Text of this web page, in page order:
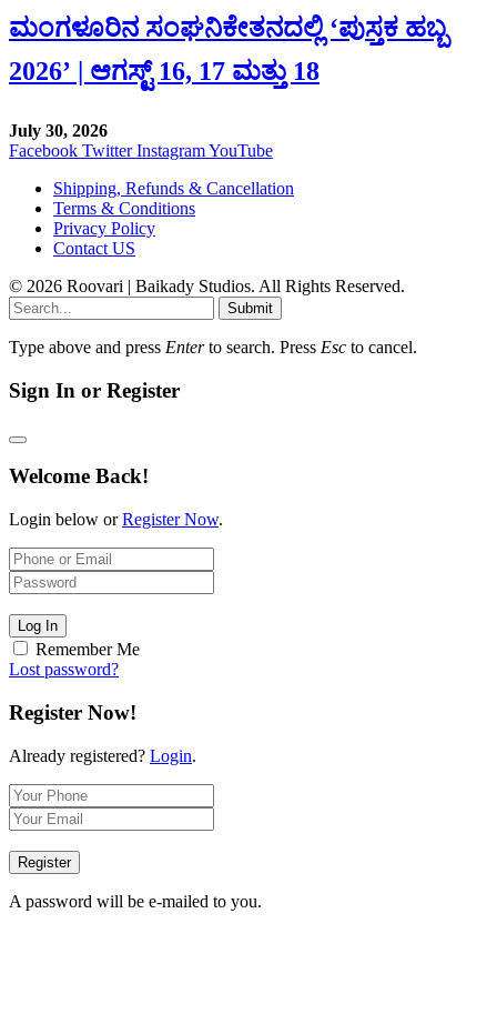
ಮಂಗಳೂರಿನ ಸಂಘನಿಕೇತನದಲ್ಲಿ ‘ಪುಸ್ತಕ ಹಬ್ಬ
2026’ | ಆಗಸ್ಟ್ 16, 17 ಮತ್ತು 18
July 30, 2026
Facebook Twitter InstagramYouTube
Shipping, Refunds & Cancellation
Terms & Conditions
Privacy Policy
Contact US
© 2026 Roovari | Baikady Studios. All Rights Reserved.
Submit
Type above and press Enterto search. Press Esc to cancel.
Sign In or Register
Welcome Back!
Login below orRegister Now.
Log In
Remember Me
Lost password?
Register Now!
Already registered? Login.
Register
A password will be e-mailed to you.